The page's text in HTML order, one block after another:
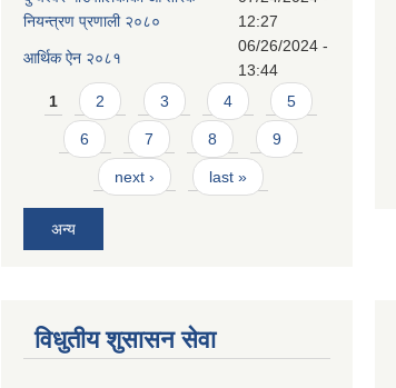
नियन्त्रण प्रणाली २०८०
12:27
आर्थिक ऐन २०८१
06/26/2024 -
13:44
Pages
1 2 3 4 5
6 7 8 9
next › last »
अन्य
विधुतीय शुसासन सेवा